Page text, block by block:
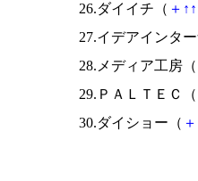
26.ダイイチ（ ＋ ↑ ↑
27.イデアインタ
28.メディア工房（
29.ＰＡＬＴＥＣ（
30.ダイショー（ ＋